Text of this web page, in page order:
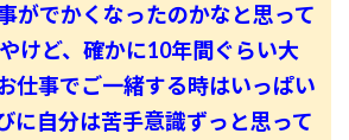
がでかくなったのかなと思って
けど、確かに10年間ぐらい大
仕事でご一緒する時はいっぱい
に自分は苦手意識ずっと思って